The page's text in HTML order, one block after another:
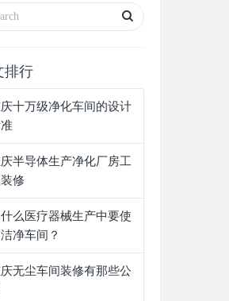
排行
十万级净化车间的设计
半导体生产净化厂房工
修
么医疗器械生产中要使
净车间？
无尘车间装修有那些公